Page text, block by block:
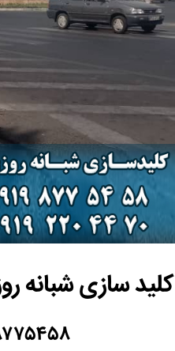
کلید سازی شبانه